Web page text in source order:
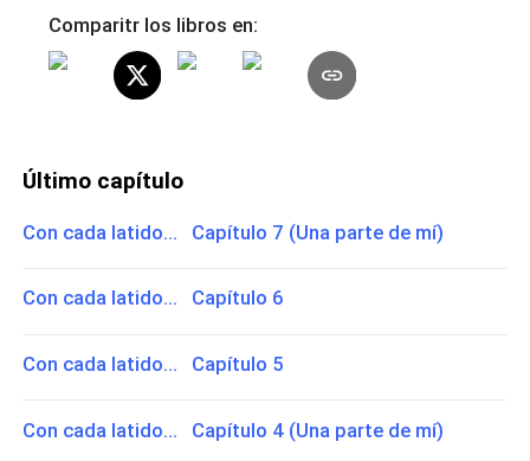
Comparitr los libros en:
Último capítulo
Con cada latido... Capítulo 7 (Una parte de mí)
Con cada latido... Capítulo 6
Con cada latido... Capítulo 5
Con cada latido... Capítulo 4 (Una parte de mí)